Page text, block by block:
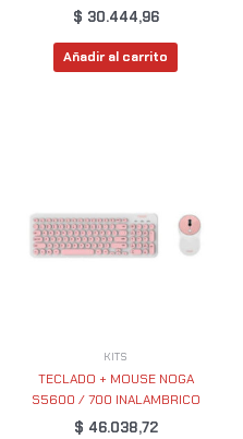
$ 30.444,96
Añadir al carrito
KITS
TECLADO + MOUSE NOGA
S5600 / 700 INALAMBRICO
$ 46.038,72